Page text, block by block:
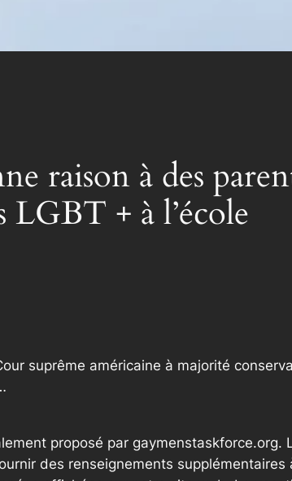
raison à des
LGBT + à l’école
suprême américaine à majorité
proposé par gaymenstaskforce.org.
des renseignements